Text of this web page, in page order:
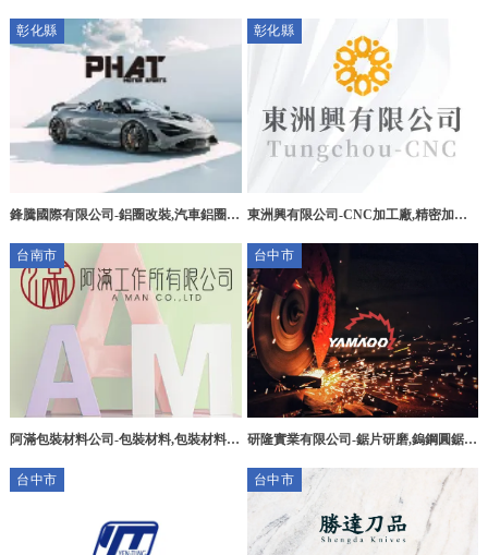
粉體設備製造廠,
彰化縣
鋒騰國際有限公司-鋁圈改裝,汽車鋁圈改
彰化縣
東洲興有限公司-CNC加工廠,精密加工
台南市
阿滿包裝材料公司-包裝材料,包裝材料工
台中市
研隆實業有限公司-鋸片研磨,鎢鋼圓鋸
台中市
台中市